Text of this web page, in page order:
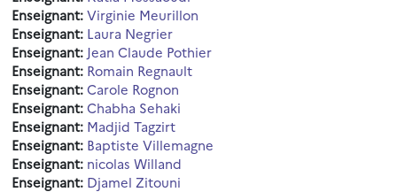
Enseignant:Virginie Meurillon
Enseignant: Laura Negrier
Enseignant: Jean Claude Pothier
Enseignant: Romain Regnault
Enseignant:Carole Rognon
Enseignant:Chabha Sehaki
Enseignant: Madjid Tagzirt
Enseignant: Baptiste Villemagne
Enseignant: nicolas Willand
Enseignant: Djamel Zitouni